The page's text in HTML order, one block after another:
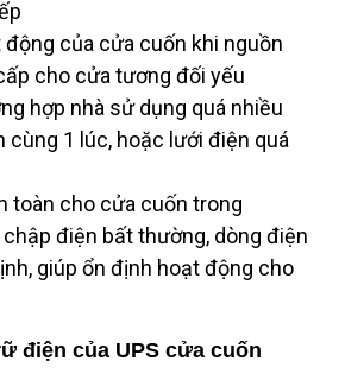
động của cửa cuốn khi nguồn
cho cửa tương đối yếu
hợp nhà sử dụng quá nhiều
cùng 1 lúc, hoặc lưới điện quá
toàn cho cửa cuốn trong
điện bất thường, dòng điện
giúp ổn định hoạt động cho
điện của UPS cửa cuốn